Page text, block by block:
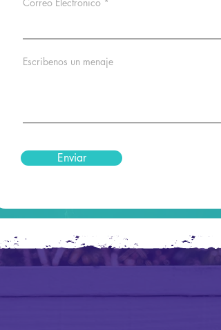
POR TU
Escribenos un menaje
Enviar